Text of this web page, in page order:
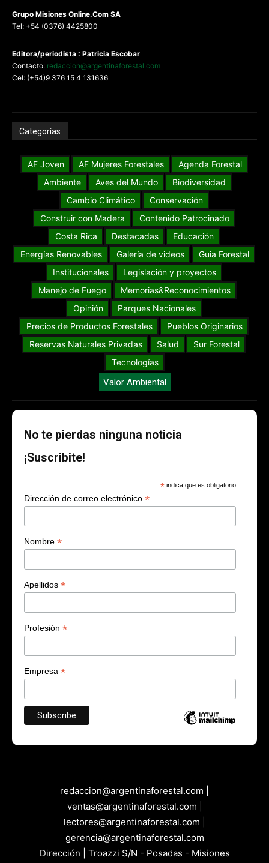
Grupo Misiones Online.Com SA
Tel: +54 (0376) 4425800
Editora/periodista : Patricia Escobar
Contacto: redaccion@argentinaforestal.com
Cel: (+54)9 376 15 4 131636
Categorías
AF Joven AF Mujeres Forestales
Agenda Forestal
Ambiente
Aves del Mundo
Biodiversidad
Cambio Climático
Conservación
Construir con Madera
Contenido Patrocinado
Costa Rica
Destacadas
Educación
Energías Renovables
Galería de videos
Guia Forestal
Institucionales
Legislación y proyectos
Manejo de Fuego
Memorias&Reconocimientos
Opinión
Parques Nacionales
Precios de Productos Forestales
Pueblos Originarios
Reservas Naturales Privadas
Salud
Sur Forestal
Tecnologías
Valor Ambiental
No te pierdas ninguna noticia
¡Suscribite!
* indica que es obligatorio
Dirección de correo electrónico *
Nombre *
Apellidos *
Profesión *
Empresa *
redaccion@argentinaforestal.com |
ventas@argentinaforestal.com |
lectores@argentinaforestal.com |
gerencia@argentinaforestal.com
Dirección | Troazzi S/N - Posadas - Misiones